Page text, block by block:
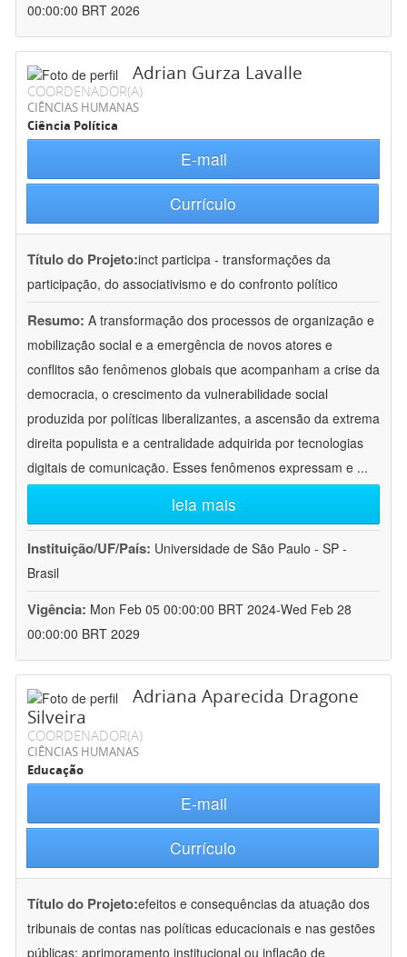
00:00:00 BRT 2026
Adrian Gurza Lavalle
COORDENADOR(A)
CIÊNCIAS HUMANAS
Ciência Política
E-mail
Currículo
Título do Projeto:inct participa - transformações da
participação, do associativismo e do confronto político
Resumo: A transformação dos processos de organização e
mobilização social e a emergência de novos atores e
conflitos são fenômenos globais que acompanham a crise da
democracia, o crescimento da vulnerabilidade social
produzida por políticas liberalizantes, a ascensão da extrema
direita populista e a centralidade adquirida por tecnologias
digitais de comunicação. Esses fenômenos expressam e ...
leia mais
Instituição/UF/País: Universidade de São Paulo - SP -
Brasil
Vigência: Mon Feb 05 00:00:00 BRT 2024-Wed Feb 28
00:00:00 BRT 2029
Adriana Aparecida Dragone
Silveira
COORDENADOR(A)
CIÊNCIAS HUMANAS
Educação
E-mail
Currículo
Título do Projeto:efeitos e consequências da atuação dos
tribunais de contas nas políticas educacionais e nas gestões
públicas: aprimoramento institucional ou inflação de